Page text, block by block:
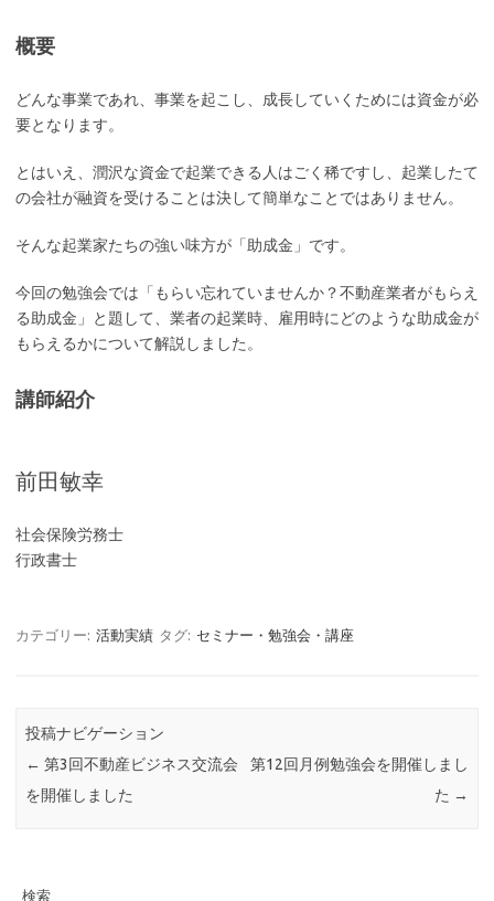
概要
どんな事業であれ、事業を起こし、成長していくためには資金が必
要となります。
とはいえ、潤沢な資金で起業できる人はごく稀ですし、起業したて
の会社が融資を受けることは決して簡単なことではありません。
そんな起業家たちの強い味方が「助成金」です。
今回の勉強会では「もらい忘れていませんか？不動産業者がもらえ
る助成金」と題して、業者の起業時、雇用時にどのような助成金が
もらえるかについて解説しました。
講師紹介
前田敏幸
社会保険労務士
行政書士
カテゴリー: 活動実績 タグ: セミナー・勉強会・講座
投稿ナビゲーション
← 第3回不動産ビジネス交流会
を開催しました
第12回月例勉強会を開催しまし
た →
検索